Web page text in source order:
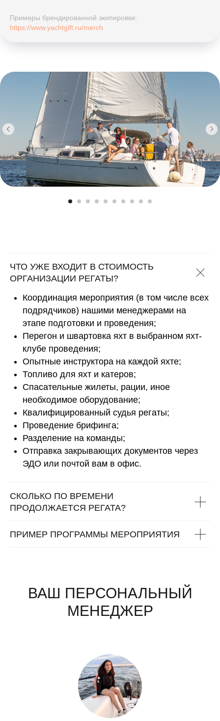
Примеры брендированной экипировки:
https://www.yachtgift.ru/merch
ЧТО УЖЕ ВХОДИТ В СТОИМОСТЬ
ОРГАНИЗАЦИИ РЕГАТЫ?
Координация мероприятия (в том числе всех
подрядчиков) нашими менеджерами на
этапе подготовки и проведения;
Перегон и швартовка яхт в выбранном яхт-
клубе проведения;
Опытные инструктора на каждой яхте;
Топливо для яхт и катеров;
Спасательные жилеты, рации, иное
необходимое оборудование;
Квалифицированный судья регаты;
Проведение брифинга;
Разделение на команды;
Отправка закрывающих документов через
ЭДО или почтой вам в офис.
СКОЛЬКО ПО ВРЕМЕНИ
ПРОДОЛЖАЕТСЯ РЕГАТА?
ПРИМЕР ПРОГРАММЫ МЕРОПРИЯТИЯ
ВАШ ПЕРСОНАЛЬНЫЙ
МЕНЕДЖЕР